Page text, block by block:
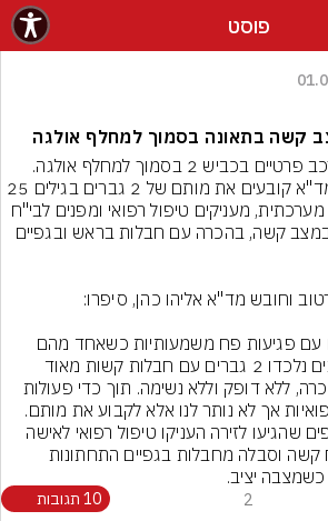
פוסט
כשמצבה יציב.
2 10 תגובות